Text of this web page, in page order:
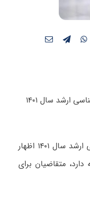
سخنگوی سازمان سنجش کشور از ثبت نام ۳۳۵ هزار و ۹۷۸ داوطلب در آزمون کارشناسی ارشد سال ۱۴۰۱
فاطمه زرین آمیزی در گفت‌وگو با خبرگزاری آنا درباره ثبت‌نام در آزمون دوره کارشناسی ارشد سال ۱۴۰۱ اظهار
آغاز شده است و تا روز ۲۷ آذرماه ادامه دارد، متقاضیان برای